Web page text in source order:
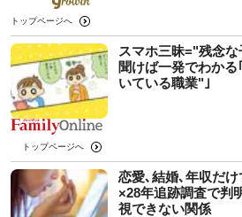
トップページへ
スマホ三昧="残念
聞けば一発でわか
いている職業"｣
トップページへ
恋愛､結婚､年収だ
×28年追跡調査で判
視できない関係